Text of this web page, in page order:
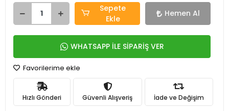
Sepete
Ekle
Hemen Al
WHATSAPP İLE SİPARİŞ VER
Favorilerime ekle
Hızlı Gönderi Güvenli Alışveriş İade ve Değişim